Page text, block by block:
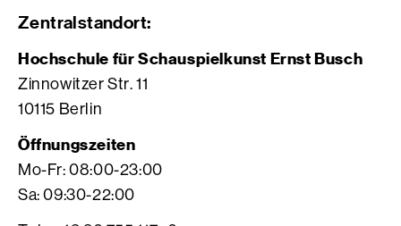
Zentralstandort:
Hochschule für Schauspielkunst Ernst Busch
Zinnowitzer Str. 11
10115 Berlin
Öffnungszeiten
Mo-Fr: 08:00-23:00
Sa: 09:30-22:00